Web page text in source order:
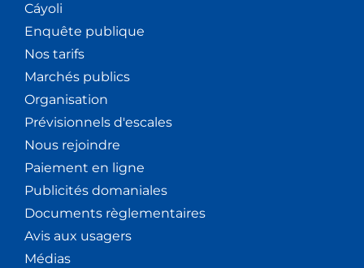
Cáyoli
Enquête publique
Nos tarifs
Marchés publics
Organisation
Prévisionnels d'escales
Nous rejoindre
Paiement en ligne
Publicités domaniales
Documents règlementaires
Avis aux usagers
Médias